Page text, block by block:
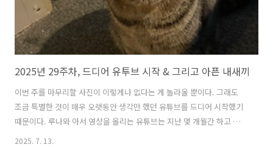
2025년 29주차, 드디어 유투브 시작 & 그리고 아픈 내새끼
이번 주를 마무리할 사진이 이렇게나 없다는 게 놀라울 뿐이다. 그래도
조금 특별한 것이 매우 오랫동안 생각만 했던 유튜브를 드디어 시작했기
때문이다. 루나와 아서 영상을 올리는 유튜브는 지난 몇 개월간 하고 있
었지만, 나의 뉴질랜드 생활을 올리는 유튜브는 꽤나 오랫동안 고민했다.
2025. 7. 13.